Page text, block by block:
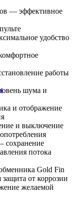
— эффективное
удобство
работы
шума и
и отображение
и выключение
сохранение
потока
Gold Fin
от коррозии
желаемой